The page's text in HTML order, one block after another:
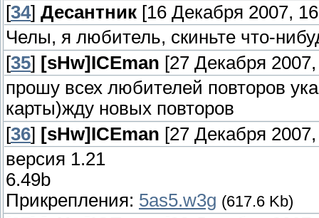
[34] Десантник [16 Декабря 2007,
Челы, я любитель, скиньте что-
[35] [sHw]ICEman [27 Декабря
прошу всех любителей повторов
карты)жду новых повторов
[36] [sHw]ICEman [27 Декабря
версия 1.21
6.49b
Прикрепления: 5as5.w3g (617.6 Kb)